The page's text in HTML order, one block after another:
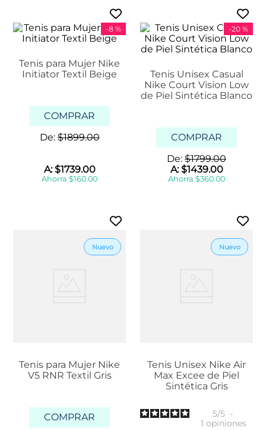
-8 %
Tenis para Mujer Nike
Initiator Textil Beige
COMPRAR
De:$1899.00
A:$1739.00
Ahorra $160.00
-20 %
Tenis Unisex Casual
Nike Court Vision Low
de Piel Sintética Blanco
COMPRAR
De: $1799.00
A:$1439.00
Ahorra $360.00
Tenis para Mujer Nike
V5 RNR Textil Gris
COMPRAR
Tenis Unisex Nike Air
Max Excee de Piel
Sintética Gris
5/5 -
1 opiniones